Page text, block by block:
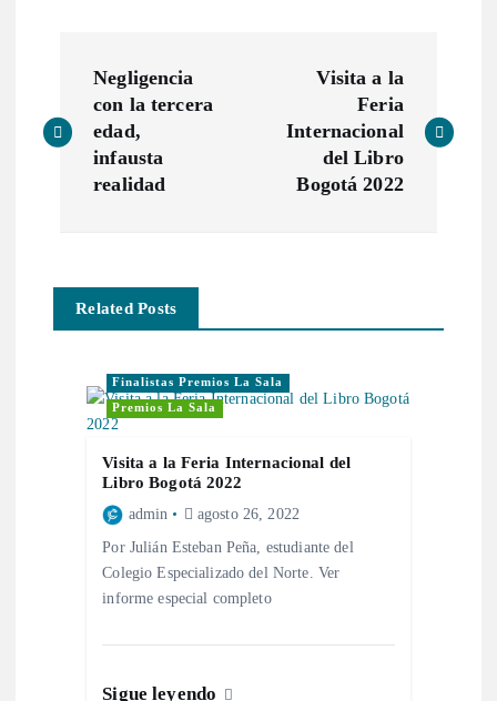
Negligencia
con la tercera
edad,
infausta
realidad
Visita a la
Feria
Internacional
del Libro
Bogotá 2022
Related Posts
Finalistas Premios La Sala
Premios La Sala
Visita a la Feria Internacional del
Libro Bogotá 2022
admin agosto 26, 2022
Por Julián Esteban Peña, estudiante del
Colegio Especializado del Norte. Ver
informe especial completo
Sigue leyendo